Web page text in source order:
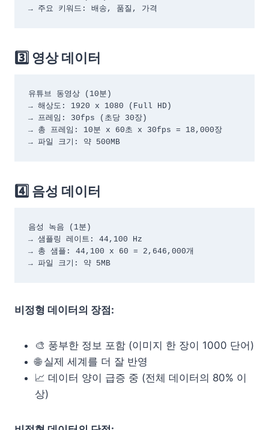
→ 주요 키워드: 배송, 품질, 가격
3️⃣ 영상 데이터
유튜브 동영상 (10분)
→ 해상도: 1920 x 1080 (Full HD)
→ 프레임: 30fps (초당 30장)
→ 총 프레임: 10분 x 60초 x 30fps = 18,000장
→ 파일 크기: 약 500MB
4️⃣ 음성 데이터
음성 녹음 (1분)
→ 샘플링 레이트: 44,100 Hz
→ 총 샘플: 44,100 x 60 = 2,646,000개
→ 파일 크기: 약 5MB
비정형 데이터의 장점:
🎨 풍부한 정보 포함 (이미지 한 장이 1000 단어)
🌐 실제 세계를 더 잘 반영
📈 데이터 양이 급증 중 (전체 데이터의 80% 이
상)